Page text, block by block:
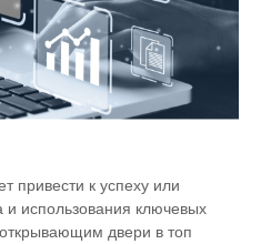
привести к успеху или
и использования ключевых
открывающим двери в топ